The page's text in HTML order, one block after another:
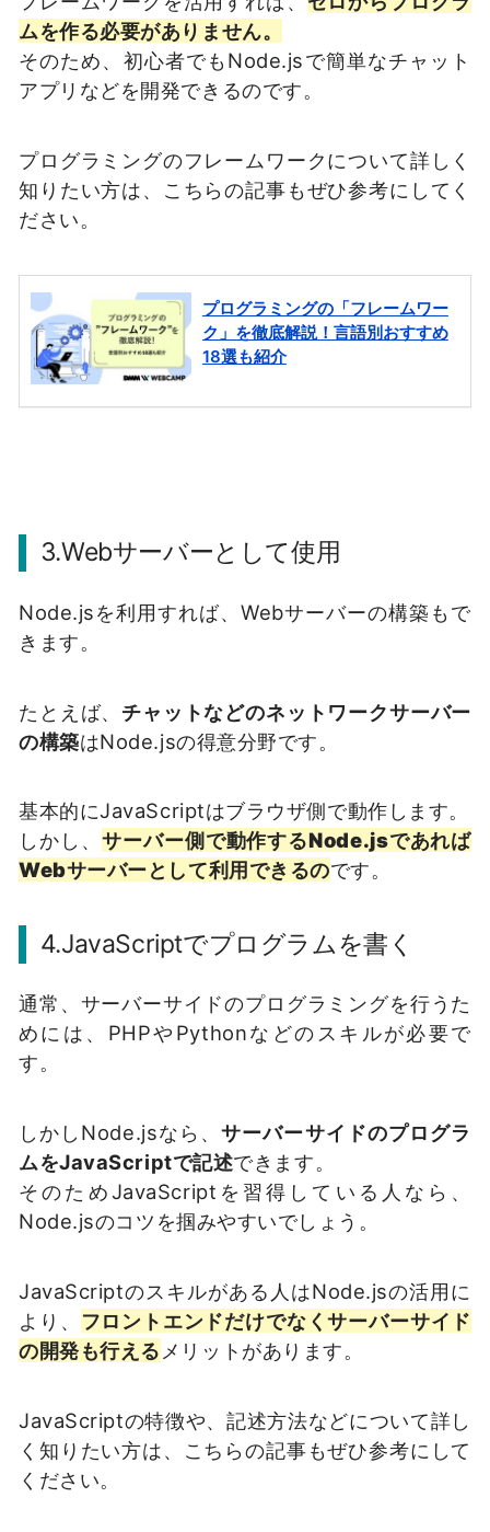
ムを作る必要がありません。
そのため、初心者でもNode.jsで簡単なチャット
アプリなどを開発できるのです。
プログラミングのフレームワークについて詳しく
知りたい方は、こちらの記事もぜひ参考にしてく
ださい。
3.Webサーバーとして使用
Node.jsを利用すれば、Webサーバーの構築もで
きます。
たとえば、 チャットなどのネットワークサーバー
の構築はNode.jsの得意分野です。
基本的にJavaScriptはブラウザ側で動作します。
しかし、 サーバー側で動作するNode.jsであれば
Webサーバーとして利用できるのです。
4.JavaScriptでプログラムを書く
通常、サーバーサイドのプログラミングを行うた
めには、PHPやPythonなどのスキルが必要で
す。
しかしNode.jsなら、サーバーサイドのプログラ
ムをJavaScriptで記述できます。
そのためJavaScriptを習得している人なら、
Node.jsのコツを掴みやすいでしょう。
JavaScriptのスキルがある人はNode.jsの活用に
より、
フロントエンドだけでなくサーバーサイド
の開発も行える メリットがあります。
JavaScriptの特徴や、記述方法などについて詳し
く知りたい方は、こちらの記事もぜひ参考にして
ください。